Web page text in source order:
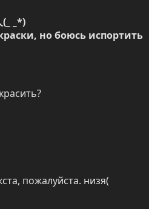
_*)
но боюсь испортить
пожалуйста. низя(